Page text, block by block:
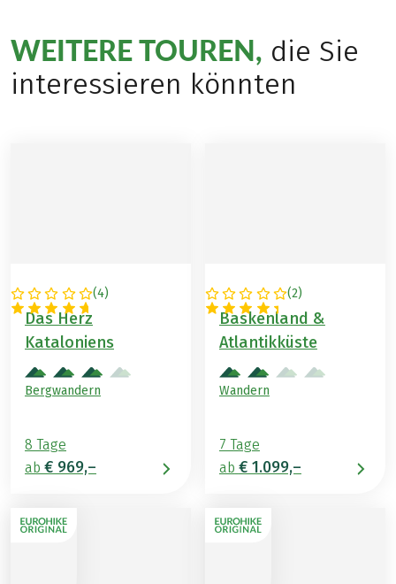
WEITERE TOUREN, die Sie
interessieren könnten
(4)
SPANIEN
Das Herz
Kataloniens
Bergwandern
8 Tage
ab € 969,–
(2)
SPANIEN
Baskenland &
Atlantikküste
Wandern
7 Tage
ab € 1.099,–